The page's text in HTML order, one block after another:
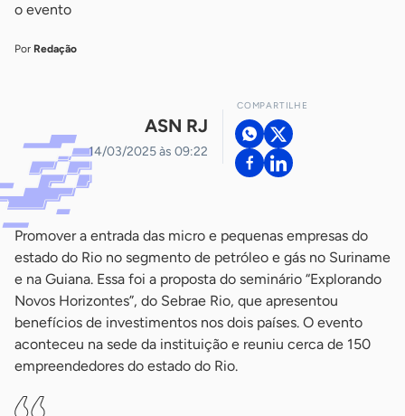
o evento
Por Redação
ASN RJ
14/03/2025 às 09:22
COMPARTILHE
Promover a entrada das micro e pequenas empresas do
estado do Rio no segmento de petróleo e gás no Suriname
e na Guiana. Essa foi a proposta do seminário “Explorando
Novos Horizontes”, do Sebrae Rio, que apresentou
benefícios de investimentos nos dois países. O evento
aconteceu na sede da instituição e reuniu cerca de 150
empreendedores do estado do Rio.